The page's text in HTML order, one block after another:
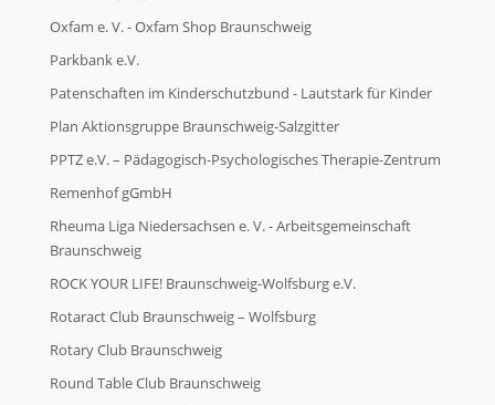
Oxfam e. V. - Oxfam Shop Braunschweig
Parkbank e.V.
Patenschaften im Kinderschutzbund - Lautstark für Kinder
Plan Aktionsgruppe Braunschweig-Salzgitter
PPTZ e.V. – Pädagogisch-Psychologisches Therapie-Zentrum
Remenhof gGmbH
Rheuma Liga Niedersachsen e. V. - Arbeitsgemeinschaft
Braunschweig
ROCK YOUR LIFE! Braunschweig-Wolfsburg e.V.
Rotaract Club Braunschweig – Wolfsburg
Rotary Club Braunschweig
Round Table Club Braunschweig